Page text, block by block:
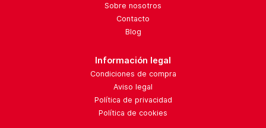
Sobre nosotros
Contacto
Blog
Información legal
Condiciones de compra
Aviso legal
Política de privacidad
Política de cookies